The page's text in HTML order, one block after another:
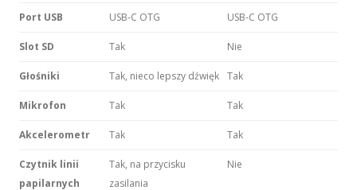
Port USB USB-C OTG USB-C OTG
Slot SD Tak Nie
Głośniki Tak, nieco lepszy dźwięk Tak
Mikrofon Tak Tak
Akcelerometr Tak Tak
Czytnik linii
papilarnych
Tak, na przycisku
zasilania
Nie